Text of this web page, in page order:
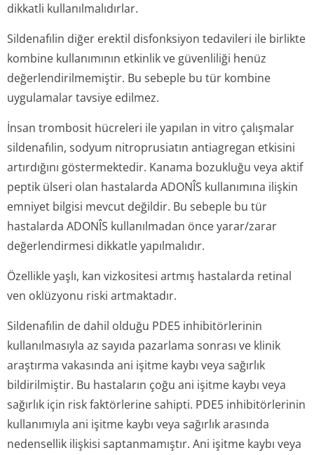
dikkatli kullanılmalıdırlar.
Sildenafılin diğer erektil disfonksiyon tedavileri ile birlikte
kombine kullanımının etkinlik ve güvenliliği henüz
değerlendiril­memiştir. Bu sebeple bu tür kombine
uygulamalar tavsiye edilmez.
İnsan trombosit hücreleri ile yapılan in vitro çalışmalar
sildenafılin, sodyum nitroprusiatın antiagregan etkisini
artırdığını göstermektedir. Kanama bozukluğu veya aktif
peptik ülseri olan hastalarda ADONÎS kullanımına ilişkin
emniyet bilgisi mevcut değildir. Bu sebeple bu tür
hastalarda ADONÎS kullanılmadan önce yarar/zarar
değerlendirmesi dikkatle yapılmalıdır.
Özellikle yaşlı, kan vizkositesi artmış hastalarda retinal
ven oklüzyonu riski artmaktadır.
Sildenafılin de dahil olduğu PDE5 inhibitörlerinin
kullanılmasıyla az sayıda pazarlama sonrası ve klinik
araştırma vakasında ani işitme kaybı veya sağırlık
bildirilmiştir. Bu hastaların çoğu ani işitme kaybı veya
sağırlık için risk faktörlerine sahipti. PDE5 inhibitörlerinin
kullanımıyla ani işitme kaybı veya sağırlık arasında
nedensellik ilişkisi saptanmamıştır. Ani işitme kaybı veya